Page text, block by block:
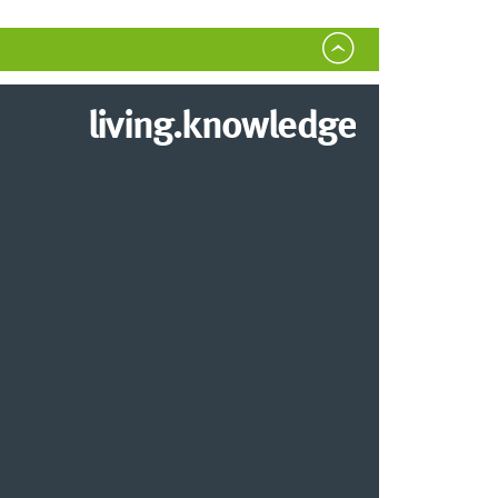
living.knowledge